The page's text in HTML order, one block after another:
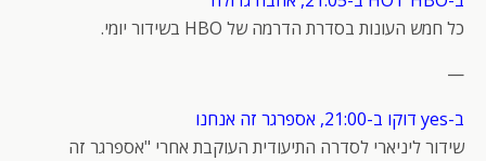
כל חמש העונות בסדרת הדרמה של HBO בשידור יומי.
—
ב-yes דוקו ב-21:00, אספרגר זה אנחנו
שידור ליניארי לסדרה התיעודית העוקבת אחרי "אספרגר זה